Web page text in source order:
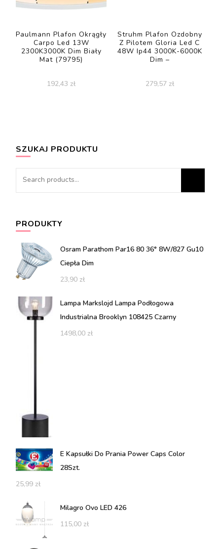
Paulmann Plafon Okrągły
Carpo Led 13W
2300K3000K Dim Biały
Mat (79795)
192,43 zł
Struhm Plafon Ozdobny
Z Pilotem Gloria Led C
48W Ip44 3000K-6000K
Dim –
279,57 zł
SZUKAJ PRODUKTU
Search
PRODUKTY
Osram Parathom Par16 80 36° 8W/827 Gu10
Ciepła Dim
23,90 zł
Lampa Markslojd Lampa Podłogowa
Industrialna Brooklyn 108425 Czarny
1498,00 zł
E Kapsułki Do Prania Power Caps Color
28Szt.
25,99 zł
Milagro Ovo LED 426
115,00 zł